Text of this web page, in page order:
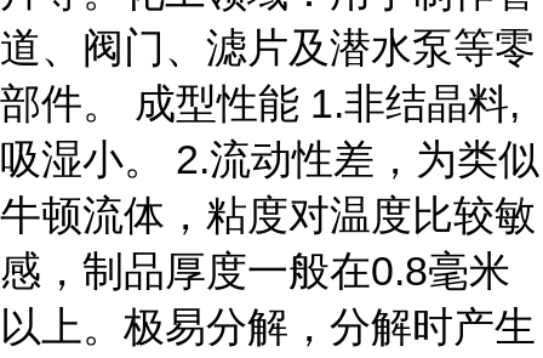
道、阀门、滤片及潜水泵等零
部件。 成型性能 1.非结晶料,
吸湿小。 2.流动性差，为类似
牛顿流体，粘度对温度比较敏
感，制品厚度一般在0.8毫米
以上。极易分解，分解时产生